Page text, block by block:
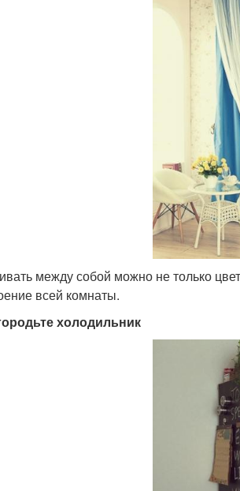
между собой можно не только
всей комнаты.
холодильник